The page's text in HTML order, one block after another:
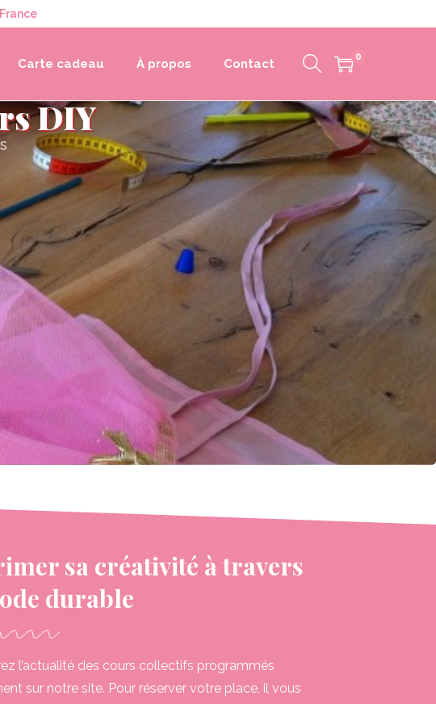
Carte cadeau À propos Contact 0
DIY
sa créativité à travers
durable
l’actualité des cours collectifs programmés
sur notre site. Pour réserver votre place, il vous